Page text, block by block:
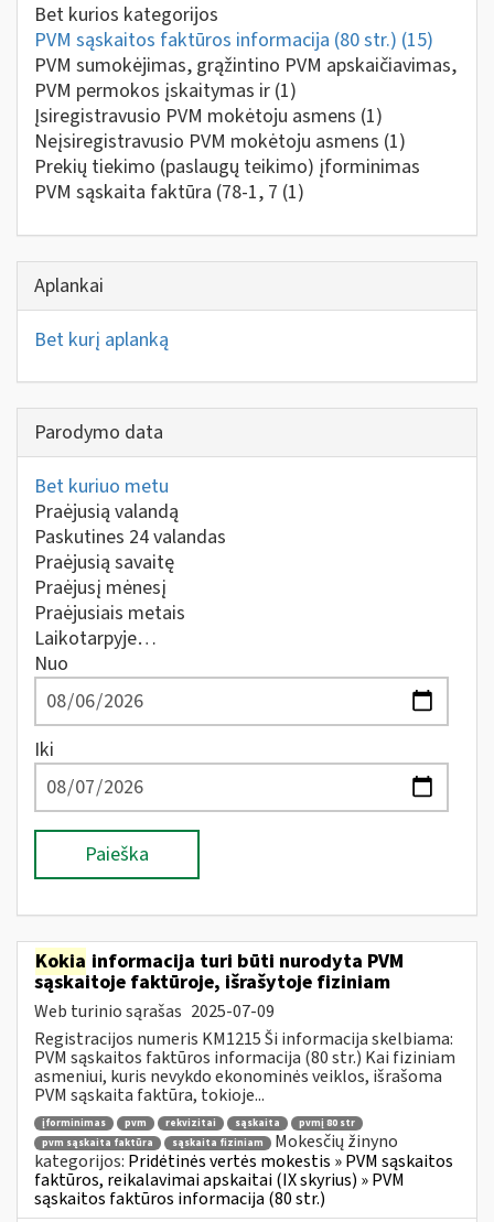
Bet kurios kategorijos
PVM sąskaitos faktūros informacija (80 str.) (15)
PVM sumokėjimas, grąžintino PVM apskaičiavimas,
PVM permokos įskaitymas ir (1)
Įsiregistravusio PVM mokėtoju asmens (1)
Neįsiregistravusio PVM mokėtoju asmens (1)
Prekių tiekimo (paslaugų teikimo) įforminimas
PVM sąskaita faktūra (78-1, 7 (1)
Aplankai
Bet kurį aplanką
Parodymo data
Bet kuriuo metu
Praėjusią valandą
Paskutines 24 valandas
Praėjusią savaitę
Praėjusį mėnesį
Praėjusiais metais
Laikotarpyje…
Nuo
Iki
Paieška
Kokia informacija turi būti nurodyta PVM
sąskaitoje faktūroje, išrašytoje fiziniam
Web turinio sąrašas 2025-07-09
Registracijos numeris KM1215 Ši informacija skelbiama:
PVM sąskaitos faktūros informacija (80 str.) Kai fiziniam
asmeniui, kuris nevykdo ekonominės veiklos, išrašoma
PVM sąskaita faktūra, tokioje...
įforminimas pvm rekvizitai sąskaita
pvmį 80 str
pvm sąskaita faktūra
sąskaita fiziniam
Mokesčių žinyno
kategorijos: Pridėtinės vertės mokestis » PVM sąskaitos
faktūros, reikalavimai apskaitai (IX skyrius) » PVM
sąskaitos faktūros informacija (80 str.)